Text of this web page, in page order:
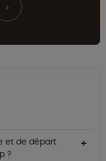
>
et de départ
?